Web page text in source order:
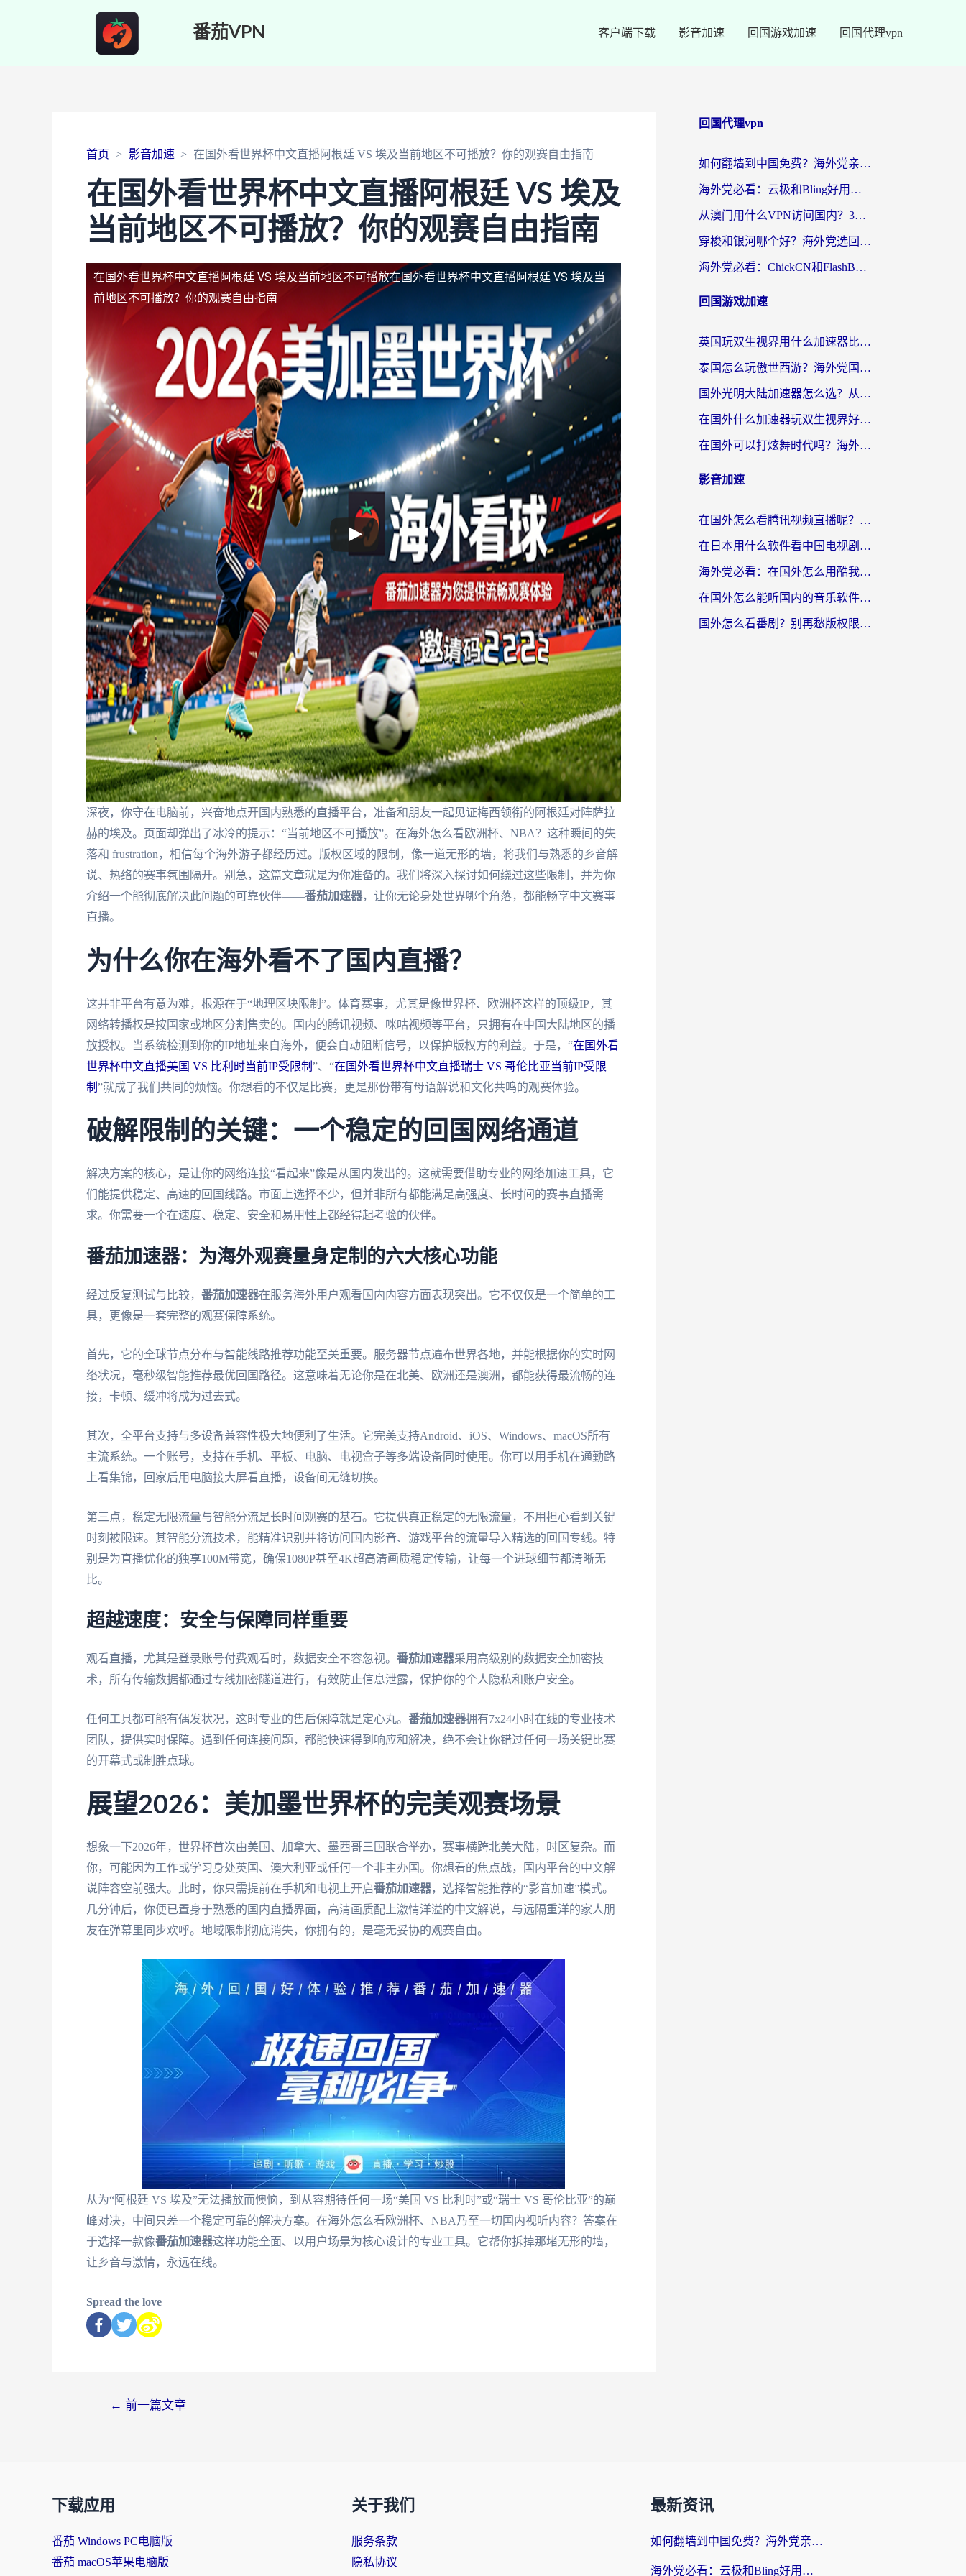
番茄VPN 客户端下载 影音加速 回国游戏加速 回国代理vpn
首页 影音加速 在国外看世界杯中文直播阿根廷 VS 埃及当前地区不可播放？你的观赛自由指南
在国外看世界杯中文直播阿根廷 VS 埃及
当前地区不可播放？你的观赛自由指南
在国外看世界杯中文直播阿根廷 VS 埃及当前地区不可播放在国外看世界杯中文直播阿根廷 VS 埃及当
前地区不可播放？你的观赛自由指南
深夜，你守在电脑前，兴奋地点开国内熟悉的直播平台，准备和朋友一起见证梅西领衔的阿根廷对阵萨拉
赫的埃及。页面却弹出了冰冷的提示：“当前地区不可播放”。在海外怎么看欧洲杯、NBA？这种瞬间的失
落和 frustration，相信每个海外游子都经历过。版权区域的限制，像一道无形的墙，将我们与熟悉的乡音解
说、热络的赛事氛围隔开。别急，这篇文章就是为你准备的。我们将深入探讨如何绕过这些限制，并为你
介绍一个能彻底解决此问题的可靠伙伴——番茄加速器，让你无论身处世界哪个角落，都能畅享中文赛事
直播。
为什么你在海外看不了国内直播？
这并非平台有意为难，根源在于“地理区块限制”。体育赛事，尤其是像世界杯、欧洲杯这样的顶级IP，其
网络转播权是按国家或地区分割售卖的。国内的腾讯视频、咪咕视频等平台，只拥有在中国大陆地区的播
放授权。当系统检测到你的IP地址来自海外，便会自动阻断信号，以保护版权方的利益。于是，“在国外看
世界杯中文直播美国 VS 比利时当前IP受限制 ”、“在国外看世界杯中文直播瑞士 VS 哥伦比亚当前IP受限
制 ”就成了我们共同的烦恼。你想看的不仅是比赛，更是那份带有母语解说和文化共鸣的观赛体验。
破解限制的关键：一个稳定的回国网络通道
解决方案的核心，是让你的网络连接“看起来”像是从国内发出的。这就需要借助专业的网络加速工具，它
们能提供稳定、高速的回国线路。市面上选择不少，但并非所有都能满足高强度、长时间的赛事直播需
求。你需要一个在速度、稳定、安全和易用性上都经得起考验的伙伴。
番茄加速器：为海外观赛量身定制的六大核心功能
经过反复测试与比较， 番茄加速器在服务海外用户观看国内内容方面表现突出。它不仅仅是一个简单的工
具，更像是一套完整的观赛保障系统。
首先，它的全球节点分布与智能线路推荐功能至关重要。服务器节点遍布世界各地，并能根据你的实时网
络状况，毫秒级智能推荐最优回国路径。这意味着无论你是在北美、欧洲还是澳洲，都能获得最流畅的连
接，卡顿、缓冲将成为过去式。
其次，全平台支持与多设备兼容性极大地便利了生活。它完美支持Android、iOS、Windows、macOS所有
主流系统。一个账号，支持在手机、平板、电脑、电视盒子等多端设备同时使用。你可以用手机在通勤路
上看集锦，回家后用电脑接大屏看直播，设备间无缝切换。
第三点，稳定无限流量与智能分流是长时间观赛的基石。它提供真正稳定的无限流量，不用担心看到关键
时刻被限速。其智能分流技术，能精准识别并将访问国内影音、游戏平台的流量导入精选的回国专线。特
别是为直播优化的独享100M带宽，确保1080P甚至4K超高清画质稳定传输，让每一个进球细节都清晰无
比。
超越速度：安全与保障同样重要
观看直播，尤其是登录账号付费观看时，数据安全不容忽视。 番茄加速器采用高级别的数据安全加密技
术，所有传输数据都通过专线加密隧道进行，有效防止信息泄露，保护你的个人隐私和账户安全。
任何工具都可能有偶发状况，这时专业的售后保障就是定心丸。 番茄加速器拥有7x24小时在线的专业技术
团队，提供实时保障。遇到任何连接问题，都能快速得到响应和解决，绝不会让你错过任何一场关键比赛
的开幕式或制胜点球。
展望2026：美加墨世界杯的完美观赛场景
想象一下2026年，世界杯首次由美国、加拿大、墨西哥三国联合举办，赛事横跨北美大陆，时区复杂。而
你，可能因为工作或学习身处英国、澳大利亚或任何一个非主办国。你想看的焦点战，国内平台的中文解
说阵容空前强大。此时，你只需提前在手机和电视上开启番茄加速器，选择智能推荐的“影音加速”模式。
几分钟后，你便已置身于熟悉的国内直播界面，高清画质配上激情洋溢的中文解说，与远隔重洋的家人朋
友在弹幕里同步欢呼。地域限制彻底消失，你拥有的，是毫无妥协的观赛自由。
从为“阿根廷 VS 埃及”无法播放而懊恼，到从容期待任何一场“美国 VS 比利时”或“瑞士 VS 哥伦比亚”的巅
峰对决，中间只差一个稳定可靠的解决方案。在海外怎么看欧洲杯、NBA乃至一切国内视听内容？答案在
于选择一款像番茄加速器这样功能全面、以用户场景为核心设计的专业工具。它帮你拆掉那堵无形的墙，
让乡音与激情，永远在线。
Spread the love
← 前一篇文章
回国代理vpn
如何翻墙到中国免费？海外党亲测：从踩坑到选对加速器的全攻略
海外党必看：云极和Bling好用吗？3分钟教你选对回国加速器
从澳门用什么VPN访问国内？3个实用标准帮你避开坑，无缝刷剧听歌
穿梭和银河哪个好？海外党选回国加速器的避坑指南，附番茄加速器实测体验
海外党必看：ChickCN和FlashBack好用吗？3招教你选对回国加速器（附云极、HomeCN、斧牛vs艾果对比）
回国游戏加速
英国玩双生视界用什么加速器比较好？海外党亲测有效的国服游戏加速方案
泰国怎么玩傲世西游？海外党国服游戏加速终极攻略（附光明大陆量子特攻实测）
国外光明大陆加速器怎么选？从卡顿到丝滑的终极指南（含德国玩走开外星人墨西哥玩俄罗斯方块技巧）
在国外什么加速器玩双生视界好用？海外党亲测不踩坑的终极指南
在国外可以打炫舞时代吗？海外玩家国服游戏加速全攻略（附实测推荐）
影音加速
在国外怎么看腾讯视频直播呢？留学生亲测有效的回国加速指南
在日本用什么软件看中国电视剧呢？留学生亲测有效的回国加速方案
海外党必看：在国外怎么用酷我音乐听音乐？告别“地区不支持”的实用指南
在国外怎么能听国内的音乐软件？别让版权限制断了你的“中文歌单”
国外怎么看番剧？别再愁版权限制！一个工具解决所有回国追剧难题
下载应用
番茄 Windows PC电脑版
番茄 macOS苹果电脑版
关于我们
服务条款
隐私协议
最新资讯
如何翻墙到中国免费？海外党亲测：从踩坑到选对加速器的全攻略
海外党必看：云极和Bling好用吗？3分钟教你选对回国加速器